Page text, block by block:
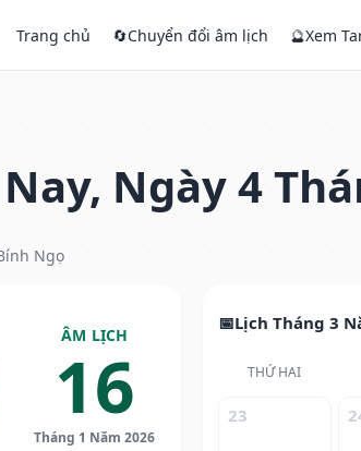
Trang chủ 🔄Chuyển đổi âm lịch 🔮Xem
Ngày 4
Ngọ
ÂM LỊCH
16
Tháng 1 Năm 2026
Lịch Tháng 3
THỨ HAI
23